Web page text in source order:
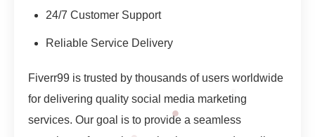
24/7 Customer Support
Reliable Service Delivery
Fiverr99 is trusted by thousands of users worldwide
for delivering quality social media marketing
services. Our goal is to provide a seamless